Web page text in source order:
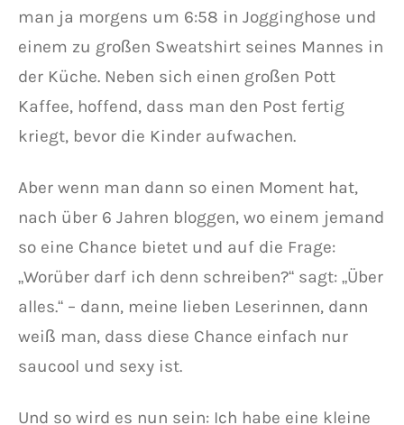
man ja morgens um 6:58 in Jogginghose und
einem zu großen Sweatshirt seines Mannes in
der Küche. Neben sich einen großen Pott
Kaffee, hoffend, dass man den Post fertig
kriegt, bevor die Kinder aufwachen.
Aber wenn man dann so einen Moment hat,
nach über 6 Jahren bloggen, wo einem jemand
so eine Chance bietet und auf die Frage:
„Worüber darf ich denn schreiben?“ sagt: „Über
alles.“ – dann, meine lieben Leserinnen, dann
weiß man, dass diese Chance einfach nur
saucool und sexy ist.
Und so wird es nun sein: Ich habe eine kleine